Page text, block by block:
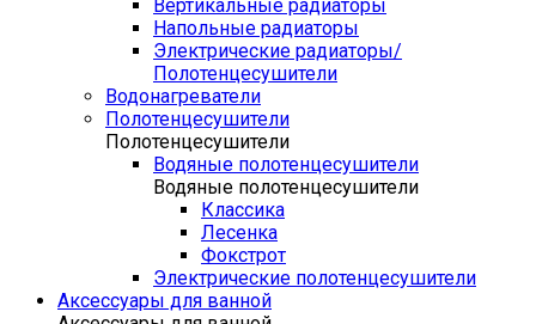
Вертикальные радиаторы
Напольные радиаторы
Электрические радиаторы/
Полотенцесушители
Водонагреватели
Полотенцесушители
Полотенцесушители
Водяные полотенцесушители
Водяные полотенцесушители
Классика
Лесенка
Фокстрот
Электрические полотенцесушители
Аксессуары для ванной